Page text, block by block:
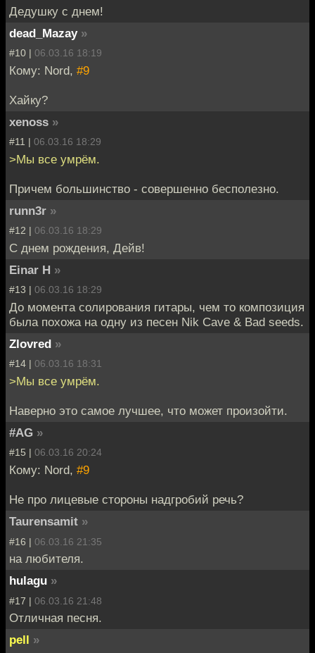
Дедушку с днем!
dead_Mazay »
#10 | 06.03.16 18:19
Кому: Nord, #9
Хайку?
xenoss »
#11 | 06.03.16 18:29
>Мы все умрём.
Причем большинство - совершенно бесполезно.
runn3r »
#12 | 06.03.16 18:29
С днем рождения, Дейв!
Einar H »
#13 | 06.03.16 18:29
До момента солирования гитары, чем то композиция
была похожа на одну из песен Nik Cave & Bad seeds.
Zlovred »
#14 | 06.03.16 18:31
>Мы все умрём.
Наверно это самое лучшее, что может произойти.
#AG »
#15 | 06.03.16 20:24
Кому: Nord, #9
Не про лицевые стороны надгробий речь?
Taurensamit »
#16 | 06.03.16 21:35
на любителя.
hulagu »
#17 | 06.03.16 21:48
Отличная песня.
pell »